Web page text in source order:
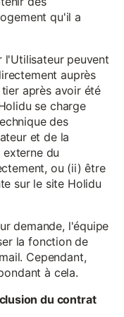
qu'il a
l'Utilisateur peuvent
auprès
après avoir été
se charge
des
et de la
du
ou (ii) être
sur le site Holidu
demande, l'équipe
la fonction de
Cependant,
à cela.
du contrat